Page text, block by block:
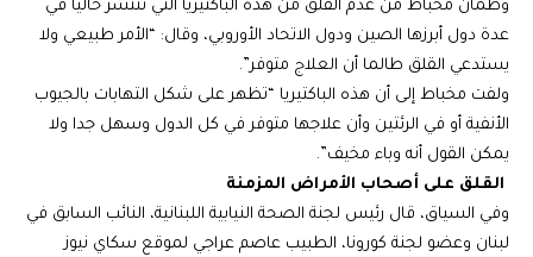
وطمأن مخباط من عدم القلق من هذه الباكتيريا التي تنتشر حاليا في
عدة دول أبرزها الصين ودول الاتحاد الأوروبي، وقال: “الأمر طبيعي ولا
يستدعي القلق طالما أن العلاج متوفر”.
ولفت مخباط إلى أن هذه الباكتيريا “تظهر على شكل التهابات بالجيوب
الأنفية أو في الرئتين وأن علاجها متوفر في كل الدول وسهل جدا ولا
يمكن القول أنه وباء مخيف”.
القلق على أصحاب الأمراض المزمنة
وفي السياق، قال رئيس لجنة الصحة النيابية اللبنانية، النائب السابق في
لبنان وعضو لجنة كورونا، الطبيب عاصم عراجي لموقع سكاي نيوز